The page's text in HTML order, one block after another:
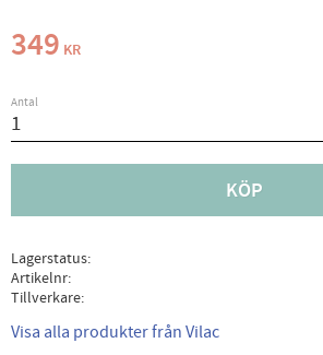
349 KR
Antal
KÖP
Lagerstatus
Artikelnr
Tillverkare
Visa alla produkter från Vilac